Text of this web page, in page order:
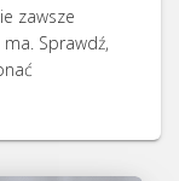
zawsze
Sprawdź,